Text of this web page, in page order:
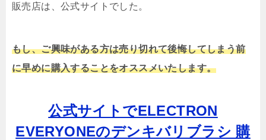
販売店は、公式サイトでした。
もし、ご興味がある方は売り切れて後悔してしまう前
に早めに購入することをオススメいたします。
公式サイトでELECTRON
EVERYONEのデンキバリブラシ 購